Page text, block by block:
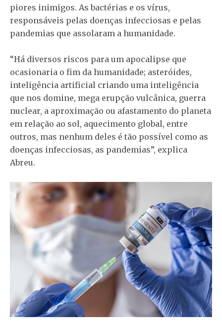
piores inimigos. As bactérias e os vírus,
responsáveis pelas doenças infecciosas e pelas
pandemias que assolaram a humanidade.
“Há diversos riscos para um apocalipse que
ocasionaria o fim da humanidade; asteróides,
inteligência artificial criando uma inteligência
que nos domine, mega erupção vulcânica, guerra
nuclear, a aproximação ou afastamento do planeta
em relação ao sol, aquecimento global, entre
outros, mas nenhum deles é tão possível como as
doenças infecciosas, as pandemias”, explica
Abreu.